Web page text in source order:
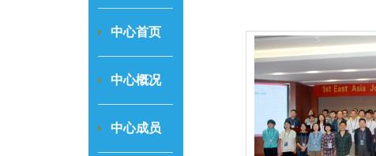
中心首页
中心概况
中心成员